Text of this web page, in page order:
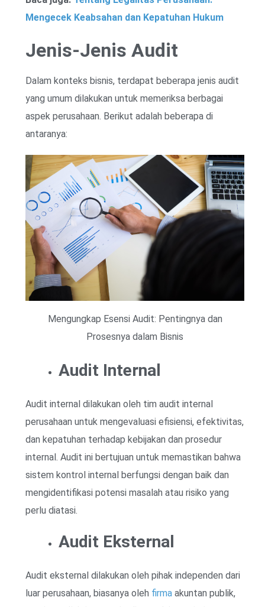
Mengecek Keabsahan dan Kepatuhan Hukum
Jenis-Jenis Audit
Dalam konteks bisnis, terdapat beberapa jenis audit
yang umum dilakukan untuk memeriksa berbagai
aspek perusahaan. Berikut adalah beberapa di
antaranya:
Mengungkap Esensi Audit: Pentingnya dan
Prosesnya dalam Bisnis
Audit Internal
Audit internal dilakukan oleh tim audit internal
perusahaan untuk mengevaluasi efisiensi, efektivitas,
dan kepatuhan terhadap kebijakan dan prosedur
internal. Audit ini bertujuan untuk memastikan bahwa
sistem kontrol internal berfungsi dengan baik dan
mengidentifikasi potensi masalah atau risiko yang
perlu diatasi.
Audit Eksternal
Audit eksternal dilakukan oleh pihak independen dari
luar perusahaan, biasanya oleh firma akuntan publik,